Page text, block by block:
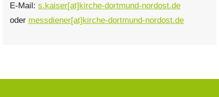
E-Mail: s.kaiser[at]kirche-dortmund-nordost.de
oder messdiener[at]kirche-dortmund-nordost.de